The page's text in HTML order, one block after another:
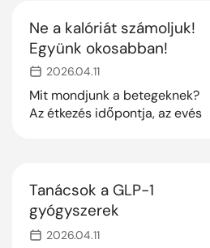
mikor eszünk.
Ne a kalóriát számoljuk!
Együnk okosabban!
2026.04.11
Mit mondjunk a betegeknek?
Az étkezés időpontja, az evés
kalóriát hasznosítunk belőle.
Tanácsok a GLP-1
gyógyszerek
mellékhatásainak
2026.04.11